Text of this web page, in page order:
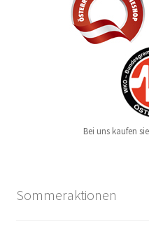
Bei uns kaufen
Sommeraktionen